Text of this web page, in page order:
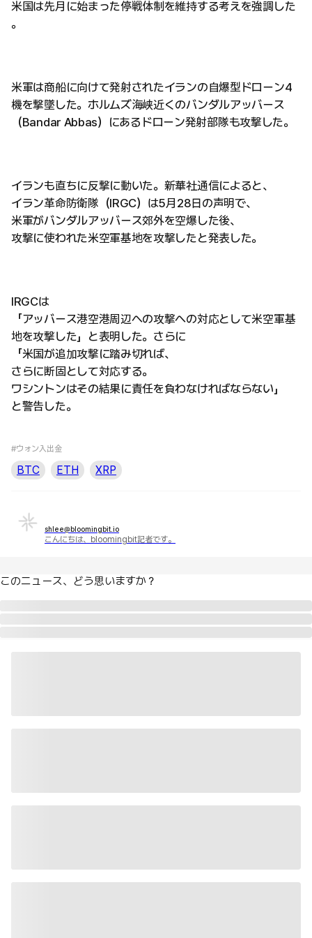
米国は先月に始まった停戦体制を維持する考えを強調した
。
米軍は商船に向けて発射されたイランの自爆型ドローン4
機を撃墜した。ホルムズ海峡近くのバンダルアッバース
（Bandar Abbas）にあるドローン発射部隊も攻撃した。
イランも直ちに反撃に動いた。新華社通信によると、
イラン革命防衛隊（IRGC）は5月28日の声明で、
米軍がバンダルアッバース郊外を空爆した後、
攻撃に使われた米空軍基地を攻撃したと発表した。
IRGCは
「アッバース港空港周辺への攻撃への対応として米空軍基
地を攻撃した」と表明した。さらに
「米国が追加攻撃に踏み切れば、
さらに断固として対応する。
ワシントンはその結果に責任を負わなければならない」
と警告した。
#ウォン入出金
BTC ETH XRP
shlee@bloomingbit.io
こんにちは、bloomingbit記者です。
このニュース、どう思いますか？